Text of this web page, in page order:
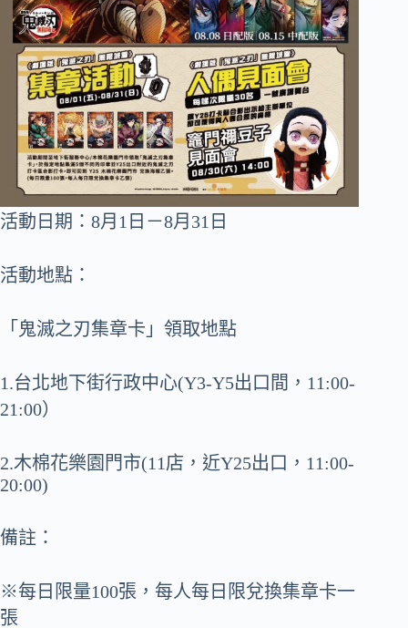
活動日期：8月1日－8月31日
活動地點：
「鬼滅之刃集章卡」領取地點
1.台北地下街行政中心(Y3-Y5出口間，11:00-
21:00）
2.木棉花樂園門市(11店，近Y25出口，11:00-
20:00)
備註：
※每日限量100張，每人每日限兌換集章卡一
張